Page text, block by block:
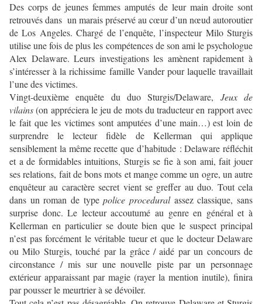
Des corps de jeunes femmes amputés de leur main droite sont
retrouvés dans un marais préservé au cœur d’un nœud autoroutier
de Los Angeles. Chargé de l’enquête, l’inspecteur Milo Sturgis
utilise une fois de plus les compétences de son ami le psychologue
Alex Delaware. Leurs investigations les amènent rapidement à
s’intéresser à la richissime famille Vander pour laquelle travaillait
l’une des victimes.
Vingt-deuxième enquête du duo Sturgis/Delaware, Jeux de
vilains(on appréciera le jeu de mots du traducteur en rapport avec
le fait que les victimes sont amputées d’une main…) est loin de
surprendre le lecteur fidèle de Kellerman qui applique
sensiblement la même recette que d’habitude : Delaware réfléchit
et a de formidables intuitions, Sturgis se fie à son ami, fait jouer
ses relations, fait de bons mots et mange comme un ogre, un autre
enquêteur au caractère secret vient se greffer au duo. Tout cela
dans un roman de typepolice proceduralassez classique, sans
surprise donc. Le lecteur accoutumé au genre en général et à
Kellerman en particulier se doute bien que le suspect principal
n’est pas forcément le véritable tueur et que le docteur Delaware
ou Milo Sturgis, touché par la grâce / aidé par un concours de
circonstance / mis sur une nouvelle piste par un personnage
extérieur apparaissant par magie (rayer la mention inutile), finira
par pousser le meurtrier à se dévoiler.